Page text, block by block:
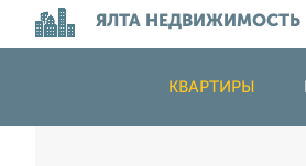
ЯЛТА НЕДВИЖИМОСТЬ
КВАРТИРЫ